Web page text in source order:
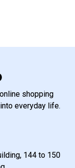
shopping
everyday life.
144 to 150